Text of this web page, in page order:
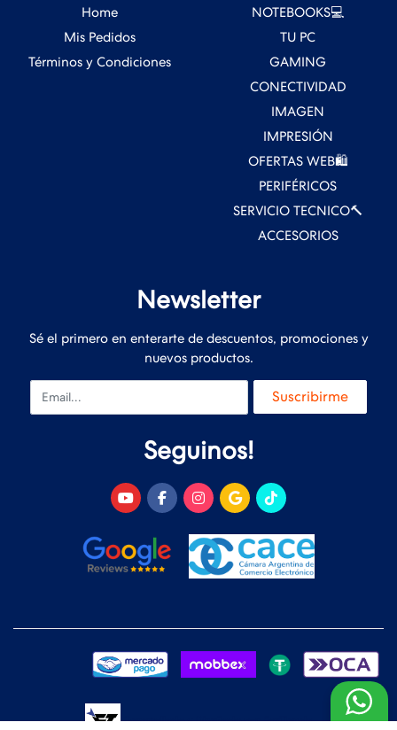
Home
Mis Pedidos
Términos y Condiciones
NOTEBOOKS💻
TU PC
GAMING
CONECTIVIDAD
IMAGEN
IMPRESIÓN
OFERTAS WEB🛍️
PERIFÉRICOS
SERVICIO TECNICO🔨
ACCESORIOS
Newsletter
Sé el primero en enterarte de descuentos, promociones y
nuevos productos.
Email Suscribirme
Seguinos!
Desarrollado y Diseñado por FoxTienda